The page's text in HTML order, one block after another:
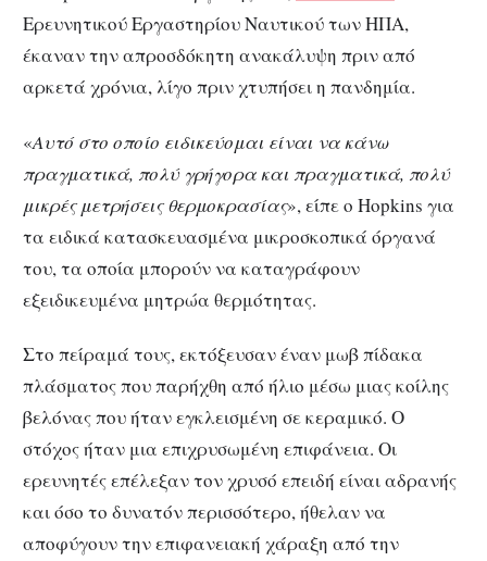
Ερευνητικού Εργαστηρίου Ναυτικού των ΗΠΑ,
έκαναν την απροσδόκητη ανακάλυψη πριν από
αρκετά χρόνια, λίγο πριν χτυπήσει η πανδημία.
«Αυτό στο οποίο ειδικεύομαι είναι να κάνω
πραγματικά, πολύ γρήγορα και πραγματικά, πολύ
μικρές μετρήσεις θερμοκρασίας», είπε ο Hopkins για
τα ειδικά κατασκευασμένα μικροσκοπικά όργανά
του, τα οποία μπορούν να καταγράφουν
εξειδικευμένα μητρώα θερμότητας.
Στο πείραμά τους, εκτόξευσαν έναν μωβ πίδακα
πλάσματος που παρήχθη από ήλιο μέσω μιας κοίλης
βελόνας που ήταν εγκλεισμένη σε κεραμικό. Ο
στόχος ήταν μια επιχρυσωμένη επιφάνεια. Οι
ερευνητές επέλεξαν τον χρυσό επειδή είναι αδρανής
και όσο το δυνατόν περισσότερο, ήθελαν να
αποφύγουν την επιφανειακή χάραξη από την